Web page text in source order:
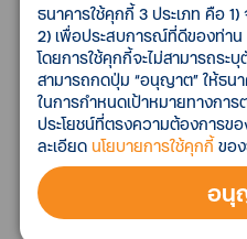
เกาหลีใต้:หลังจากปิดประเท
นักท่องเที่ยวจากทั่วโลก และ
อนุญาตให้ถอดหน้ากากอนามั
ธนาคารใช้คุกกี้ 3 ประเภท คือ
2) เพื่อประสบการณ์ที่ดีของท่าน
โดยการใช้คุกกี้จะไม่สามารถระ
สามารถกดปุ่ม “อนุญาต” ให้ธน
ในการกำหนดเป้าหมายทางกา
ประโยชน์ที่ตรงความต้องการข
ละเอียด นโยบายการใช้คุกกี้ ขอ
อนุ